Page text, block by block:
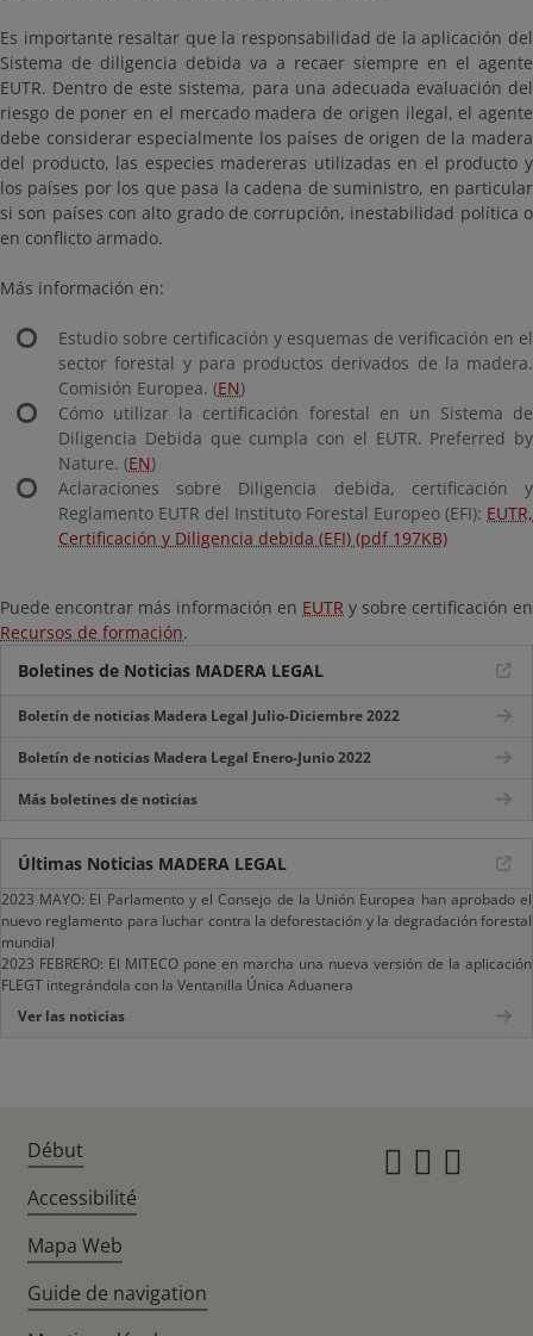
Es importante resaltar que la responsabilidad de la aplicación del
Sistema de diligencia debida va a recaer siempre en el agente
EUTR. Dentro de este sistema, para una adecuada evaluación del
riesgo de poner en el mercado madera de origen ilegal, el agente
debe considerar especialmente los países de origen de la madera
del producto, las especies madereras utilizadas en el producto y
los países por los que pasa la cadena de suministro, en particular
si son países con alto grado de corrupción, inestabilidad política o
en conflicto armado.
Más información en:
Estudio sobre certificación y esquemas de verificación en el
sector forestal y para productos derivados de la madera.
Comisión Europea. (EN)
Cómo utilizar la certificación forestal en un Sistema de
Diligencia Debida que cumpla con el EUTR. Preferred by
Nature. (EN)
Aclaraciones sobre Diligencia debida, certificación y
Reglamento EUTR del Instituto Forestal Europeo (EFI): EUTR,
Certificación y Diligencia debida (EFI) (pdf 197KB)
Puede encontrar más información en EUTR y sobre certificación en
Recursos de formación.
Boletines de Noticias MADERA LEGAL
Boletín de noticias Madera Legal Julio-Diciembre 2022
Boletín de noticias Madera Legal Enero-Junio 2022
Más boletines de noticias
Últimas Noticias MADERA LEGAL
2023 MAYO: El Parlamento y el Consejo de la Unión Europea han aprobado el
nuevo reglamento para luchar contra la deforestación y la degradación forestal
mundial
2023 FEBRERO: El MITECO pone en marcha una nueva versión de la aplicación
FLEGT integrándola con la Ventanilla Única Aduanera
Ver las noticias
Début
Accessibilité
Mapa Web
Guide de navigation